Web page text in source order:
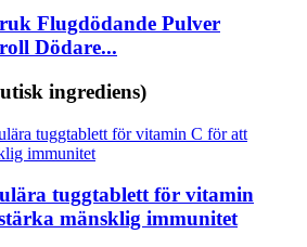
Flugdödande Pulver
Dödare...
ingrediens)
tuggtablett för vitamin
mänsklig immunitet